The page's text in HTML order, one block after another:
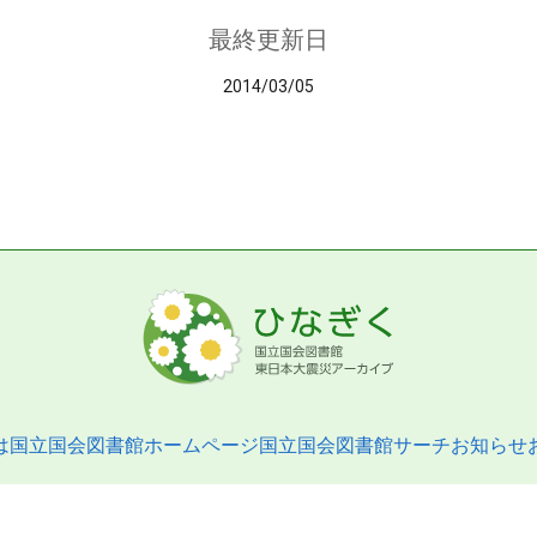
最終更新日
2014/03/05
国立国会図書館ホームページ国立国会図書館サーチお知らせ